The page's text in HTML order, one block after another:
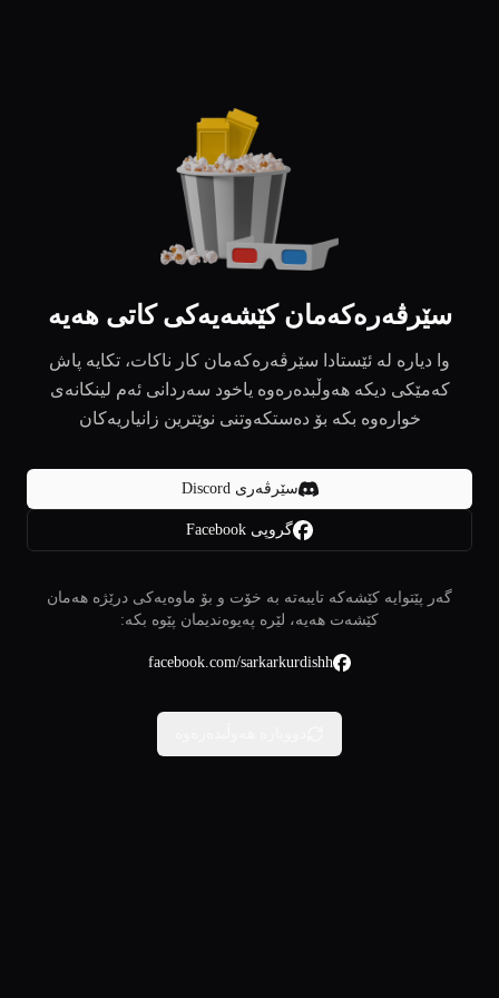
سێرڤەرەکەمان کێشەیەکی کاتی هەیە
وا دیارە لە ئێستادا سێرڤەرەکەمان کار ناکات، تکایە پاش
کەمێکی دیکە هەوڵبدەرەوە یاخود سەردانی ئەم لینکانەی
خوارەوە بکە بۆ دەستکەوتنی نوێترین زانیاریەکان
سێرڤەری Discord
گروپی Facebook
گەر پێتوایە کێشەکە تایبەتە بە خۆت و بۆ ماوەیەکی درێژە هەمان
کێشەت هەیە، لێرە پەیوەندیمان پێوە بکە:
facebook.com/sarkarkurdishh